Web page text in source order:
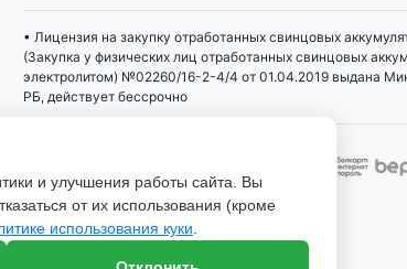
• Лицензия на закупку отработанных свинцовых
(Закупка у физических лиц отработанных свинцовых
электролитом) №02260/16-2-4/4 от 01.04.2019 выдана
РБ, действует бессрочно
и улучшения работы сайта. Вы
от их использования (кроме
использования куки